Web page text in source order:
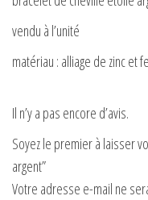
vendu à l’unité
matériau : alliage de zinc et
Il n’y a pas encore d’avis.
Soyez le premier à laisser
argent”
Votre adresse e-mail ne